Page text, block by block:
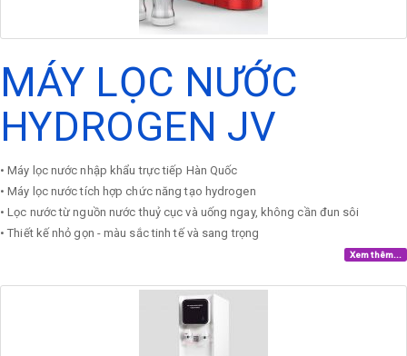
MÁY LỌC NƯỚC
HYDROGEN JV
• Máy lọc nước nhập khẩu trực tiếp Hàn Quốc
• Máy lọc nước tích hợp chức năng tạo hydrogen
• Lọc nước từ nguồn nước thuỷ cục và uống ngay, không cần đun sôi
• Thiết kế nhỏ gọn - màu sắc tinh tế và sang trọng
Xem thêm...